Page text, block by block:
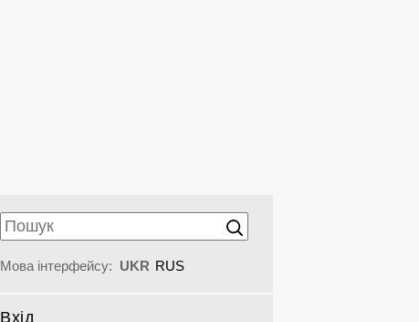
Мова інтерфейсу: UKR RUS
Вхід